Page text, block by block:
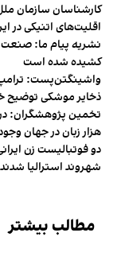
کارشناسان سازمان
اقلیت‌های اتنیکی در
نشریه پیام ما: صنعت
کشیده شده است
واشینگتن‌پست:
ذخایر موشکی
هزار زبان در جهان
شهروند استرالیا شدند
مطالب بیشتر